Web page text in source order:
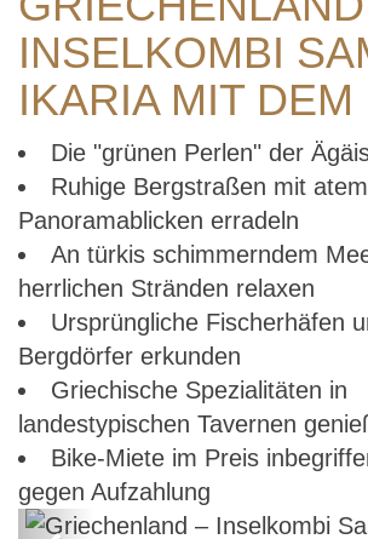
INSELKOMBI
IKARIA MIT DEM
Die "grünen Perlen" der
Ruhige Bergstraßen mit
Panoramablicken erradeln
An türkis schimmerndem
herrlichen Stränden relaxen
Ursprüngliche Fischerhäfen
Bergdörfer erkunden
Griechische Spezialitäten in
landestypischen Tavernen
Bike-Miete im Preis
gegen Aufzahlung
Previous